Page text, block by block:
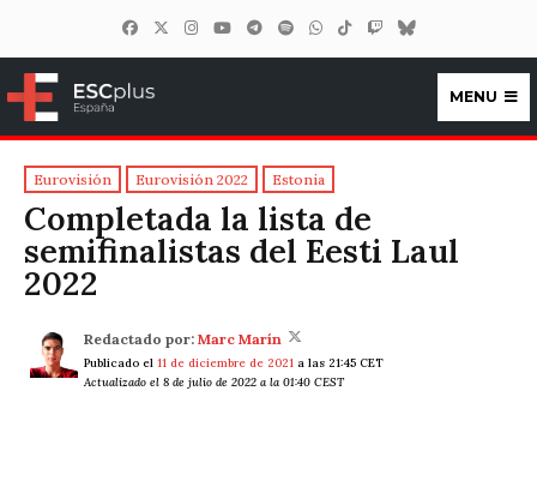
ESCplus España
MENU
Eurovisión Eurovisión 2022 Estonia
Completada la lista de
semifinalistas del Eesti Laul
2022
Redactado por: Marc Marín
Publicado el 11 de diciembre de 2021 a las 21:45 CET
Actualizado el 8 de julio de 2022 a la 01:40 CEST